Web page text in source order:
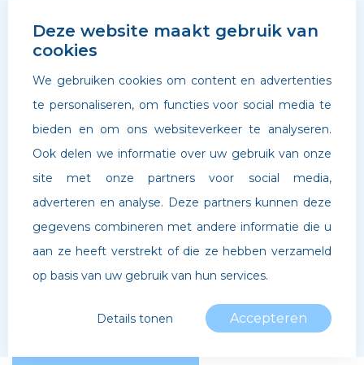
©Archipel Scholen. Website doorBoldr Digital Agency
Privacybeleid
Deze website maakt gebruik van
cookies
We gebruiken cookies om content en advertenties
te personaliseren, om functies voor social media te
bieden en om ons websiteverkeer te analyseren.
Ook delen we informatie over uw gebruik van onze
site met onze partners voor social media,
adverteren en analyse. Deze partners kunnen deze
gegevens combineren met andere informatie die u
aan ze heeft verstrekt of die ze hebben verzameld
op basis van uw gebruik van hun services.
Details tonen Accepteren
Noodzakelijk